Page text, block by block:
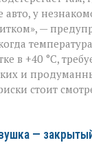
у
—
в +40 °C,
и
стоит
—